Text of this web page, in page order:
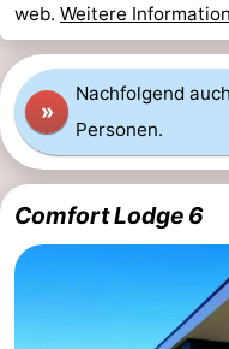
web. Weitere
»
Nachfolgend
Personen.
Comfort Lodge 6